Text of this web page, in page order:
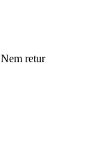
Nem retur